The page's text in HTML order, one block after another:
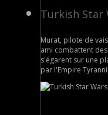
Turkish Star
Murat, pilote de
ami combattent
s'égarent sur une
par l'Empire